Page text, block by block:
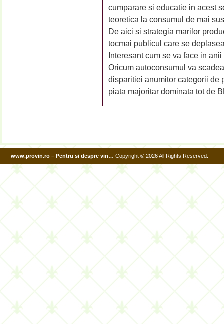
cumparare si educatie in acest
teoretica la consumul de mai
De aici si strategia marilor
tocmai publicul care se
Interesant cum se va face in
Oricum autoconsumul va
disparitiei anumitor categorii de
piata majoritar dominata tot de
www.provin.ro – Pentru si despre vin… Copyright © 2026 All Rights Reserved.